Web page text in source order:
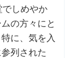
しめやか
の方々にと
に、気を入
列された